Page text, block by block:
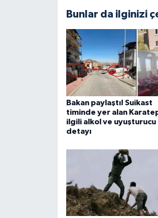
Bunlar da ilginizi
Bakan paylaştı! Suikast
timinde yer alan
ilgili alkol ve uyuşturucu
detayı